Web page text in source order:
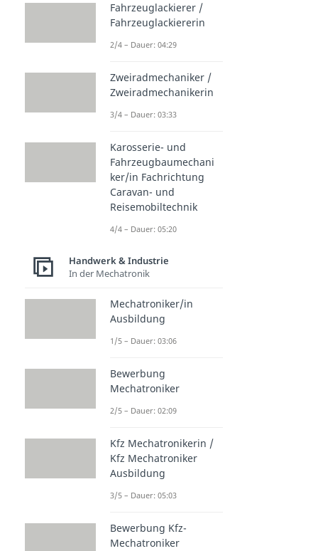
Fahrzeuglackierer /
Fahrzeuglackiererin
2/4 – Dauer: 04:29
Zweiradmechaniker /
Zweiradmechanikerin
3/4 – Dauer: 03:33
Karosserie- und
Fahrzeugbaumechani
ker/in Fachrichtung
Caravan- und
Reisemobiltechnik
4/4 – Dauer: 05:20
Handwerk & Industrie
In der Mechatronik
Mechatroniker/in
Ausbildung
1/5 – Dauer: 03:06
Bewerbung
Mechatroniker
2/5 – Dauer: 02:09
Kfz Mechatronikerin /
Kfz Mechatroniker
Ausbildung
3/5 – Dauer: 05:03
Bewerbung Kfz-
Mechatroniker